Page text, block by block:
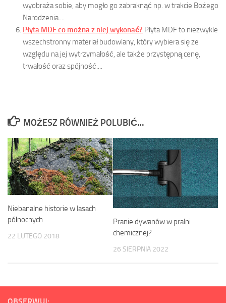
wyobraża sobie, aby mogło go zabraknąć np. w trakcie Bożego
Narodzenia....
Płyta MDF co można z niej wykonać? Płyta MDF to niezwykle
wszechstronny materiał budowlany, który wybiera się ze
względu na jej wytrzymałość, ale także przystępną cenę,
trwałość oraz spójność....
MOŻESZ RÓWNIEŻ POLUBIĆ…
Niebanalne historie w lasach
północnych
22 LUTEGO 2018
Pranie dywanów w pralni
chemicznej?
26 SIERPNIA 2022